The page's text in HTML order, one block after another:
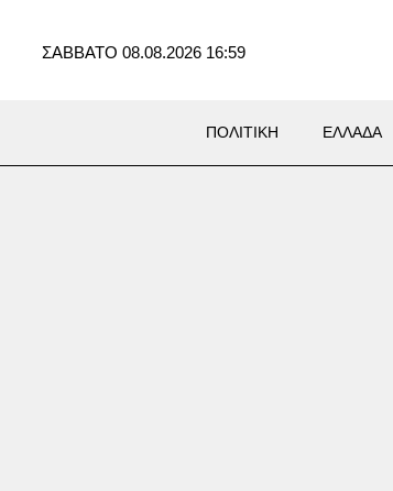
ΣΑΒΒΑΤΟ 08.08.2026 16:59
ΠΟΛΙΤΙΚΗ ΕΛΛΑΔΑ